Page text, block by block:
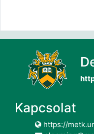
Kapcsolat
https://